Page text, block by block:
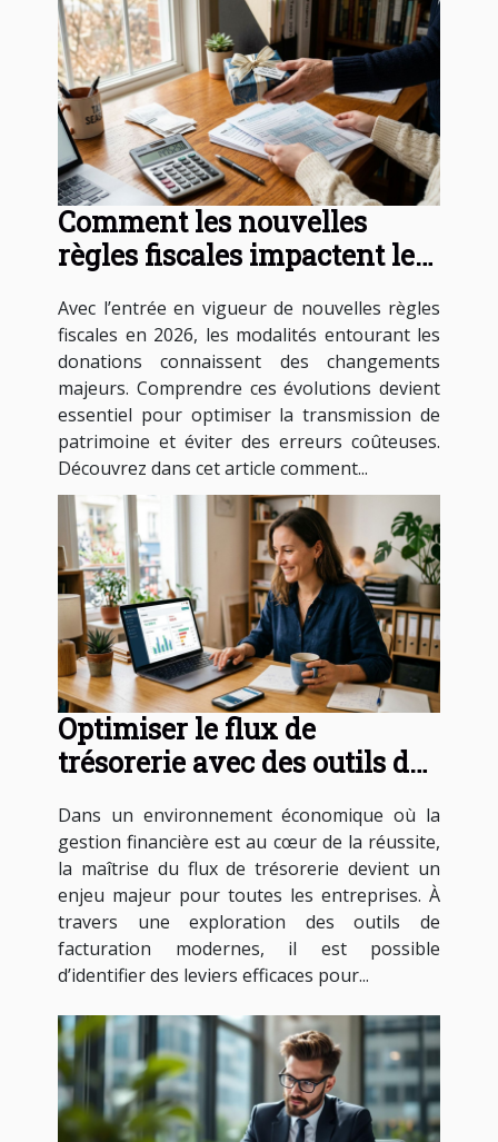
Comment les nouvelles
règles fiscales impactent les
Avec l’entrée en vigueur de nouvelles règles
fiscales en 2026, les modalités entourant les
donations connaissent des changements
majeurs. Comprendre ces évolutions devient
essentiel pour optimiser la transmission de
patrimoine et éviter des erreurs coûteuses.
Découvrez dans cet article comment...
Optimiser le flux de
trésorerie avec des outils de
Dans un environnement économique où la
gestion financière est au cœur de la réussite,
la maîtrise du flux de trésorerie devient un
enjeu majeur pour toutes les entreprises. À
travers une exploration des outils de
facturation modernes, il est possible
d’identifier des leviers efficaces pour...